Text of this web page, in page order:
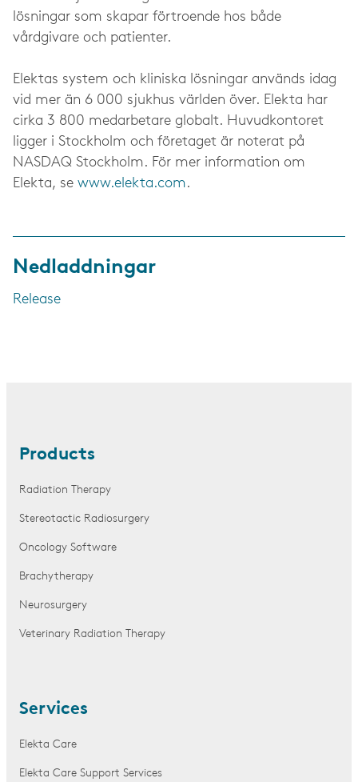
lösningar som skapar förtroende hos både
vårdgivare och patienter.
Elektas system och kliniska lösningar används idag
vid mer än 6 000 sjukhus världen över. Elekta har
cirka 3 800 medarbetare globalt. Huvudkontoret
ligger i Stockholm och företaget är noterat på
NASDAQ Stockholm. För mer information om
Elekta, se www.elekta.com.
Nedladdningar
Release
Products
Radiation Therapy
Stereotactic Radiosurgery
Oncology Software
Brachytherapy
Neurosurgery
Veterinary Radiation Therapy
Services
Elekta Care
Elekta Care Support Services